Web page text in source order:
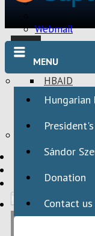
Webmail
HBAID
DOMESTIC
HBAID
INTERNATIONAL
MENU
Sándor
Donation
Contact us